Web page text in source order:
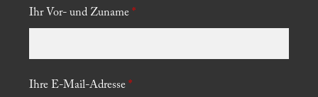
Ihr Vor- und Zuname *
Ihre E-Mail-Adresse *